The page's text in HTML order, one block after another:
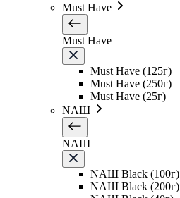
Must Have
Must Have
Must Have (125г)
Must Have (250г)
Must Have (25г)
NAШ
NAШ
NAШ Black (100г)
NAШ Black (200г)